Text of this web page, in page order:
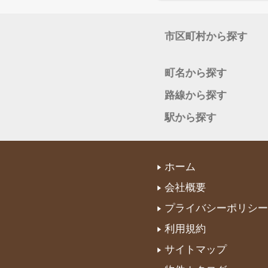
市区町村から探す
町名から探す
路線から探す
駅から探す
ホーム
会社概要
プライバシーポリシー
利用規約
サイトマップ